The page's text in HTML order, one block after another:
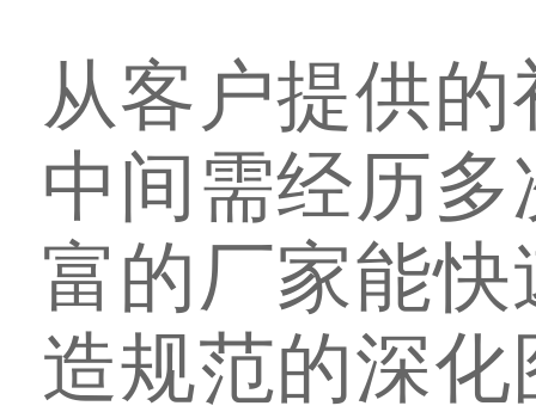
从客户提供
中间需经历
富的厂家能
造规范的深